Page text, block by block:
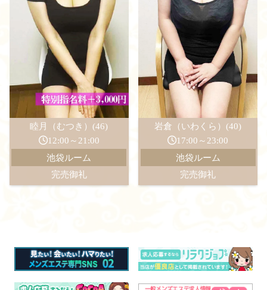
睦月（むつき）(46)
12:00～21:00
池袋ルーム
完売御礼
岩倉（いわくら）(40)
17:00～23:00
池袋ルーム
完売御礼